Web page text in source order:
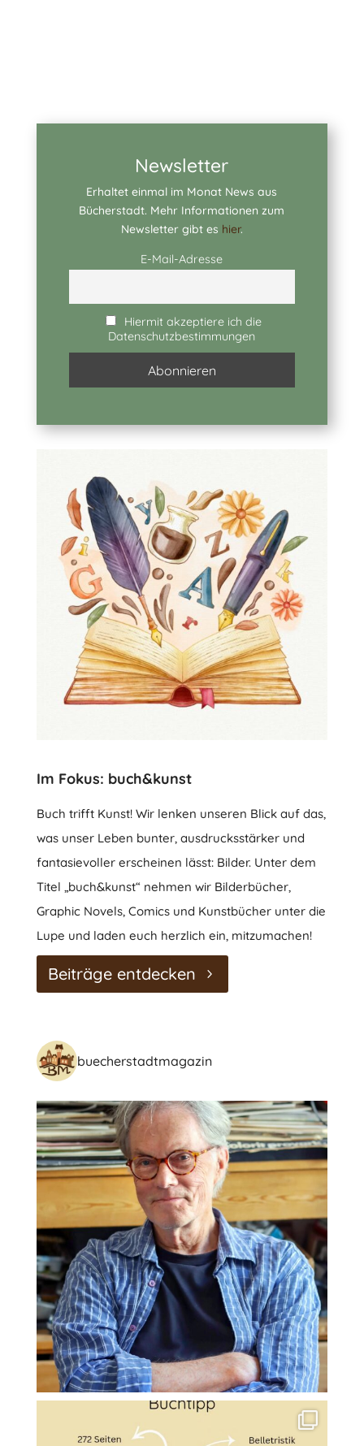
Newsletter
Erhaltet einmal im Monat News aus
Bücherstadt. Mehr Informationen zum
Newsletter gibt es hier.
E-Mail-Adresse
Hiermit akzeptiere ich die
Datenschutzbestimmungen
Im Fokus: buch&kunst
Buch trifft Kunst! Wir lenken unseren Blick auf das,
was unser Leben bunter, ausdrucksstärker und
fantasievoller erscheinen lässt: Bilder. Unter dem
Titel „buch&kunst“ nehmen wir Bilderbücher,
Graphic Novels, Comics und Kunstbücher unter die
Lupe und laden euch herzlich ein, mitzumachen!
Beiträge entdecken
buecherstadtmagazin